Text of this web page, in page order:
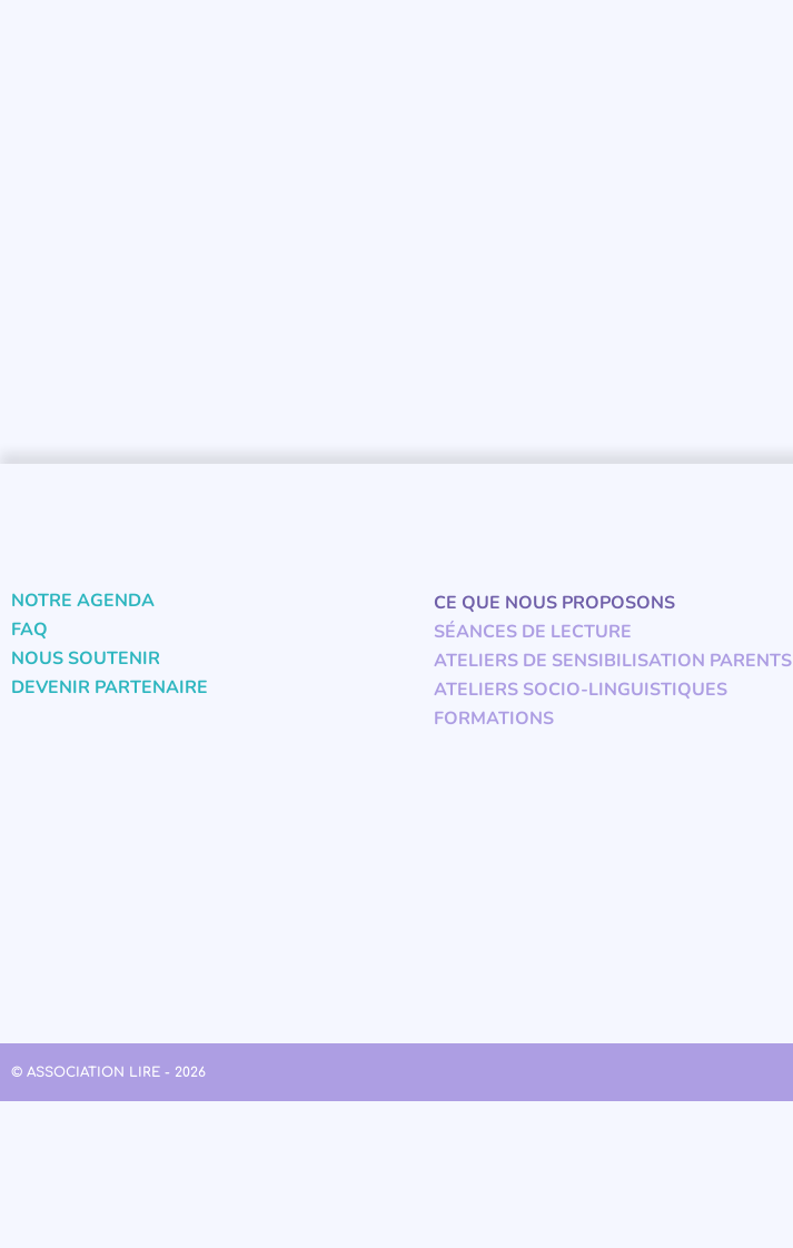
NOTRE AGENDA
FAQ
NOUS SOUTENIR
DEVENIR PARTENAIRE
CE QUE NOUS PROPOSONS
SÉANCES DE LECTURE
ATELIERS DE SENSIBILISATION PARENTS
ATELIERS SOCIO-LINGUISTIQUES
FORMATIONS
© ASSOCIATION LIRE - 2026